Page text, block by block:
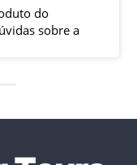
do
sobre a
dessa
que foi, lá, em
guia Turco, Sr
e foi